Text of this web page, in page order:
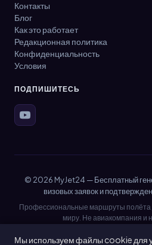
Контакты
Блог
Как это работает
Редакционная политика
Конфиденциальность
Условия
ПОДПИШИТЕСЬ
© 2026 MyJet24 — Бесплатный
визовых заявок и
Профессиональные маршруты полёта
миру. Не авиакомпания и
Мы используем файлы cookie для